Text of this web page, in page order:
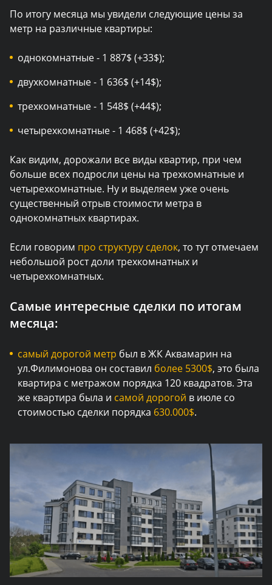
По итогу месяца мы увидели следующие цены за
метр на различные квартиры:
однокомнатные - 1 887$ (+33$);
двухкомнатные - 1 636$ (+14$);
трехкомнатные - 1 548$ (+44$);
четырехкомнатные - 1 468$ (+42$);
Как видим, дорожали все виды квартир, при чем
больше всех подросли цены на трехкомнатные и
четырехкомнатные. Ну и выделяем уже очень
существенный отрыв стоимости метра в
однокомнатных квартирах.
Если говорим про структуру сделок, то тут отмечаем
небольшой рост доли трехкомнатных и
четырехкомнатных.
Самые интересные сделки по итогам
месяца:
самый дорогой метр был в ЖК Аквамарин на
ул.Филимонова он составил более 5300$, это была
квартира с метражом порядка 120 квадратов. Эта
же квартира была и самой дорогой в июле со
стоимостью сделки порядка 630.000$.